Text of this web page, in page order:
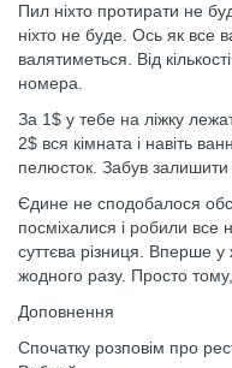
Пил ніхто протирати не
ніхто не буде. Ось як все
валятиметься. Від
номера.
За 1$ у тебе на ліжку
2$ вся кімната і навіть
пелюсток. Забув залишити
Єдине не сподобалося
посміхалися і робили все
суттєва різниця. Вперше у
жодного разу. Просто
Доповнення
Спочатку розповім про